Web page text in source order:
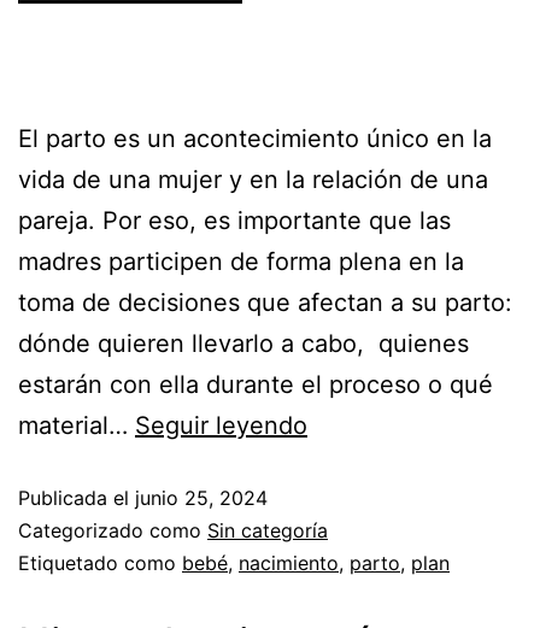
El parto es un acontecimiento único en la
vida de una mujer y en la relación de una
pareja. Por eso, es importante que las
madres participen de forma plena en la
toma de decisiones que afectan a su parto:
dónde quieren llevarlo a cabo, quienes
estarán con ella durante el proceso o qué
material… Seguir leyendo
Publicada el junio 25, 2024
Categorizado como Sin categoría
Etiquetado como bebé, nacimiento, parto, plan